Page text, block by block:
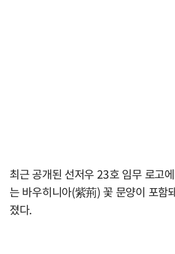
최근 공개된 선저우 23호 임무 로고
는 바우히니아(紫荊) 꽃 문양이 포함
졌다.